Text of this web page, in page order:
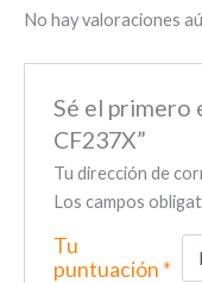
No hay valoraciones
Sé el primero
CF237X”
Tu dirección de
Los campos
Tu
puntuación *